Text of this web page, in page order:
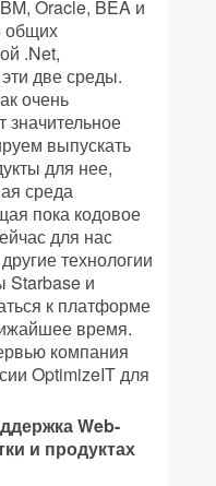
Oracle, BEA и
общих
.Net,
две среды.
очень
значительное
выпускать
для нее,
среда
пока кодовое
для нас
технологии
Starbase и
к платформе
время.
компания
OptimizeIT для
Web-
и продуктах